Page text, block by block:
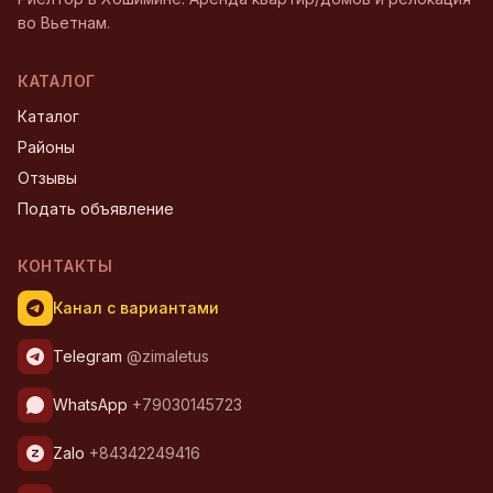
во Вьетнам.
КАТАЛОГ
Каталог
Районы
Отзывы
Подать объявление
КОНТАКТЫ
Канал с вариантами
Telegram @zimaletus
WhatsApp +79030145723
Zalo +84342249416